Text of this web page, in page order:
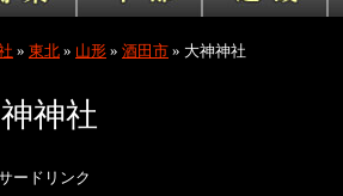
» 東北 » 山形 » 酒田市 » 大神神社
神社
ードリンク